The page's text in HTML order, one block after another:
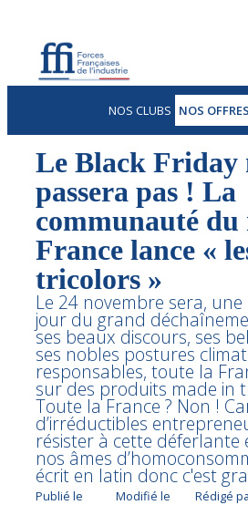
NOS CLUBS NOS OFFRES
Le Black Friday
passera pas ! La
communauté du
France lance «
tricolors »
Le 24 novembre sera,
jour du grand
ses beaux discours, ses
ses nobles postures
responsables, toute la
sur des produits made in
Toute la France ? Non !
d’irréductibles
résister à cette déferlante
nos âmes
écrit en latin donc c'est
Publié le Modifié le Rédigé